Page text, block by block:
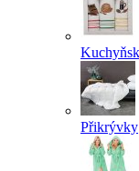
Přikrývky